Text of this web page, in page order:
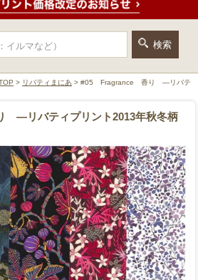
> リバティまにあ > #05 Fragrance 香り ―リバテ
リバティプリント2013年秋冬柄